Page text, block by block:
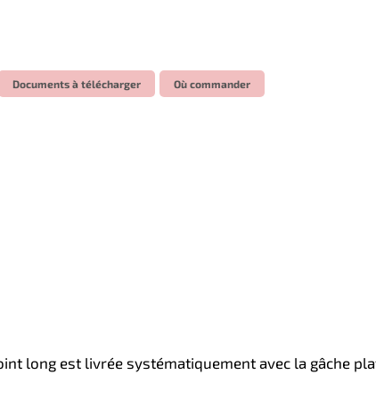
Documents à télécharger Où commander
long est livrée systématiquement avec la gâche